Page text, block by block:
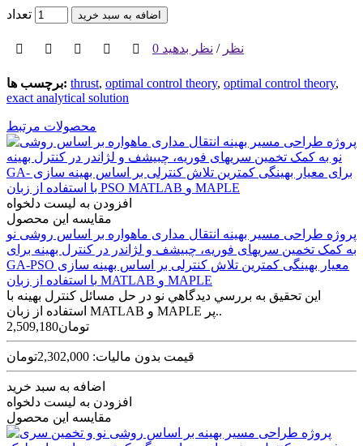
تعداد اضافه به سبد خرید
0 نظر / نظر بدهید
برچسب ها: thrust, optimal control theory, optimal control theory,
exact analytical solution
محصولات مرتبط
افزودن به لیست دلخواه
مقایسه این محصول
پروژه طراحی مسير بهينه انتقال مداری ماهواره بر اساس روشی نو
به کمک تخمين سری‫های فوريه، چبيشف و لژاندر در کنترل بهينه برای
معيار بهينگی کمترين تلاش کنترلی بر اساس بهينه سازی GA-PSO
‬با استفاده از زبان MATLAB و MAPLE
اين تحقيق به بررسي ديدگاهي نو در حل مسائل کنترل بهينه با
استفاده از زبان MATLAB و MAPLE پر..
2,509,180تومان
قیمت بدون مالیات: 2,302,000تومان
اضافه به سبد خرید
افزودن به لیست دلخواه
مقایسه این محصول